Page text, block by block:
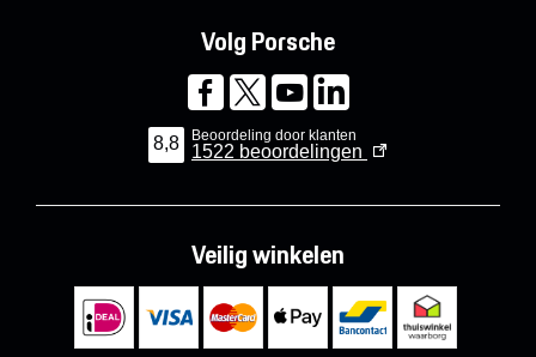
Volg Porsche
8,8 Beoordeling door klanten
1522 beoordelingen
Veilig winkelen